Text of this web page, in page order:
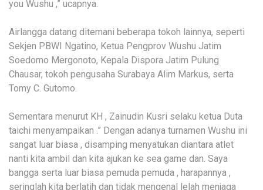
you Wushu ,” ucapnya.
Airlangga datang ditemani beberapa tokoh lainnya, seperti
Sekjen PBWI Ngatino, Ketua Pengprov Wushu Jatim
Soedomo Mergonoto, Kepala Dispora Jatim Pulung
Chausar, tokoh pengusaha Surabaya Alim Markus, serta
Tomy C. Gutomo.
Sementara menurut KH , Zainudin Kusri selaku ketua Duta
taichi menyampaikan .” Dengan adanya turnamen Wushu ini
sangat luar biasa , disamping menyatukan diantara atlet
nanti kita ambil dan kita ajukan ke sea game dan. Saya
bangga serta luar biasa pemuda pemuda , harapannya ,
seringlah kita berlatih dan tidak mengenal lelah menjaga